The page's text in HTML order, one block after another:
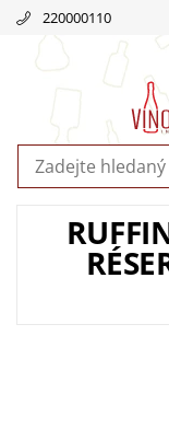
220000110